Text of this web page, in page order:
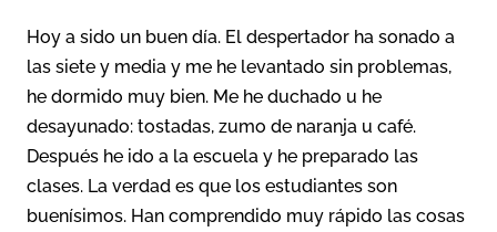
Hoy a sido un buen día. El despertador ha sonado a
las siete y media y me he levantado sin problemas,
he dormido muy bien. Me he duchado u he
desayunado: tostadas, zumo de naranja u café.
Después he ido a la escuela y he preparado las
clases. La verdad es que los estudiantes son
buenísimos. Han comprendido muy rápido las cosas